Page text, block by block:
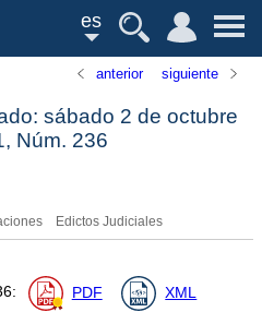
es
anterior siguiente
sábado 2 de octubre
Núm. 236
Edictos Judiciales
: PDF XML